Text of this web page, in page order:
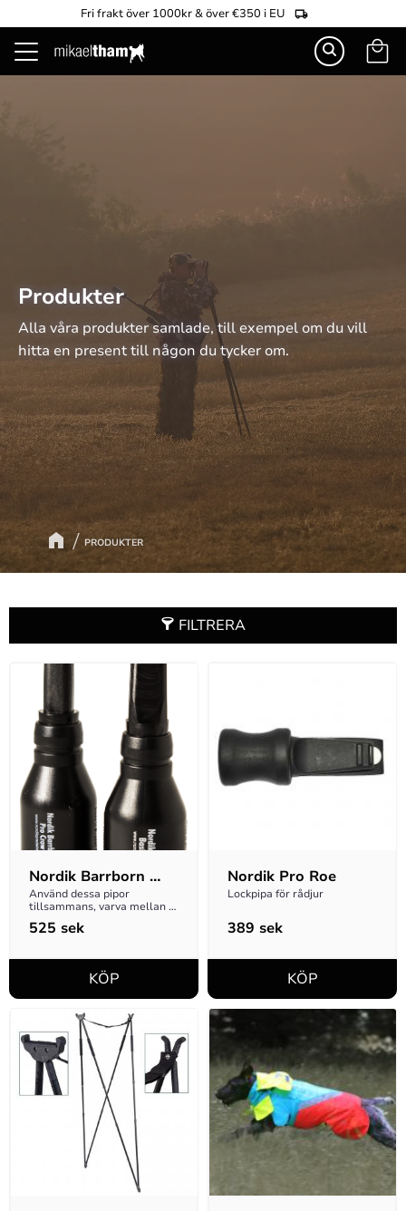
Meny
Fri frakt över 1000kr & över €350 i EU
PRODUKTER
Produkter
Alla våra produkter samlade, till exempel om du vill
hitta en present till någon du tycker om.
FILTRERA
Nordik Barrborn
Crow 2-pack
Använd dessa pipor
tillsammans, varva mellan
dem för att skapa duon av
läten!
525 sek
Nordik Pro Roe
Lockpipa för rådjur
389 sek